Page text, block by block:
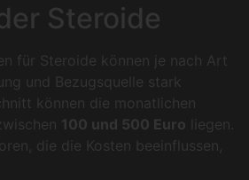
Steroide
für Steroide können je nach Art
und Bezugsquelle stark
können die monatlichen
100 und 500 Euro liegen.
die die Kosten beeinflussen,